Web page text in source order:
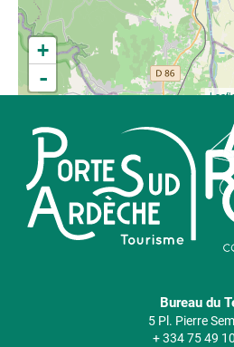
+
-
Bureau du
5 Pl. Pierre
+ 334 75 49